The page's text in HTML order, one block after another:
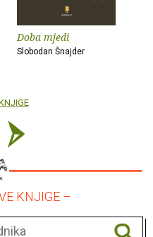
Doba mjedi
Slobodan Šnajder
KNJIGE –